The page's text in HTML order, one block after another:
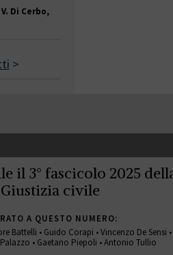
Di Cerbo,
>
il 3° fascicolo 2025
civile
A QUESTO NUMERO:
Battelli • Guido Corapi • Vincenzo De Sensi
• Gaetano Piepoli • Antonio Tullio